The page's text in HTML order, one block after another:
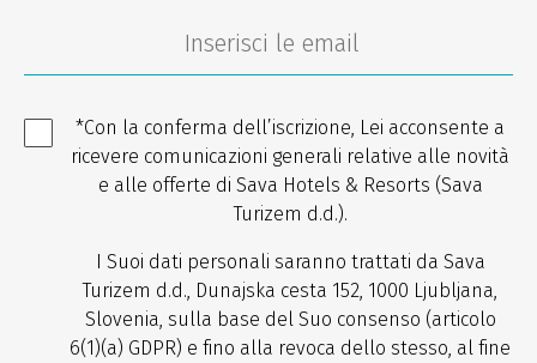
*Con la conferma dell’iscrizione, Lei acconsente a
ricevere comunicazioni generali relative alle novità
e alle offerte di Sava Hotels & Resorts (Sava
Turizem d.d.).
I Suoi dati personali saranno trattati da Sava
Turizem d.d., Dunajska cesta 152, 1000 Ljubljana,
Slovenia, sulla base del Suo consenso (articolo
6(1)(a) GDPR) e fino alla revoca dello stesso, al fine